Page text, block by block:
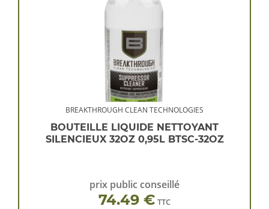
BREAKTHROUGH CLEAN TECHNOLOGIES
BOUTEILLE LIQUIDE NETTOYANT
SILENCIEUX 32OZ 0,95L BTSC-32OZ
prix public conseillé
74.49 € TTC